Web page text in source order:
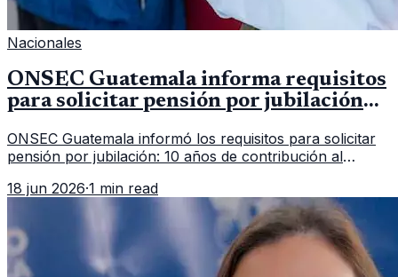
Nacionales
ONSEC Guatemala informa requisitos
para solicitar pensión por jubilación
ONSEC Guatemala informó los requisitos para solicitar
pensión por jubilación: 10 años de contribución al
importar edad.
18 jun 2026·1 min read